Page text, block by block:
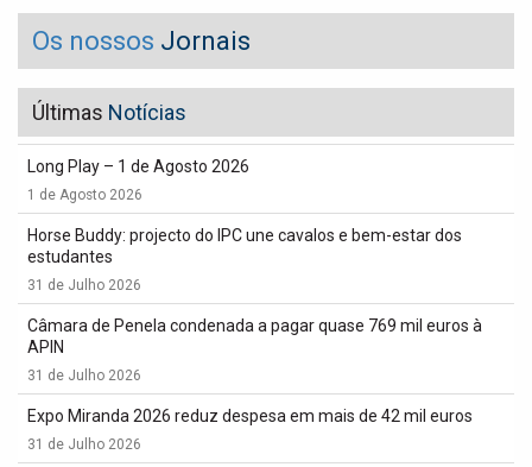
Os nossos Jornais
Últimas Notícias
Long Play – 1 de Agosto 2026
1 de Agosto 2026
Horse Buddy: projecto do IPC une cavalos e bem-estar dos
estudantes
31 de Julho 2026
Câmara de Penela condenada a pagar quase 769 mil euros à
APIN
31 de Julho 2026
Expo Miranda 2026 reduz despesa em mais de 42 mil euros
31 de Julho 2026